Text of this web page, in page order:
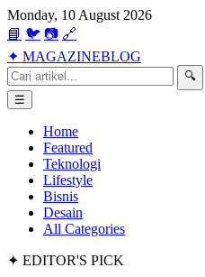
Monday, 10 August 2026
📘 🐦 📷 🔗
✦ MAGAZINEBLOG
🔍
☰
Home
Featured
Teknologi
Lifestyle
Bisnis
Desain
All Categories
✦ EDITOR'S PICK